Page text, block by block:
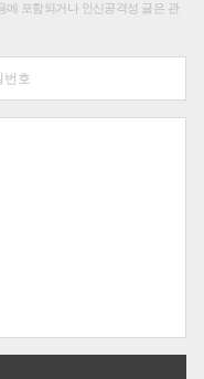
에 포함되거나 인신공격성 글은 관